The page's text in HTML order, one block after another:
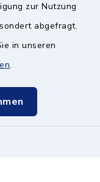
zur Nutzung
abgefragt.
in unseren
.